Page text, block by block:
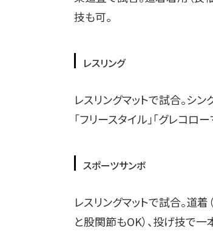
技も可。
レスリング
レスリングマットで試合。シ
「フリースタイル」「グレコロ
スポーツサンボ
レスリングマットで試合。道
と股関節もOK）、投げ技で一